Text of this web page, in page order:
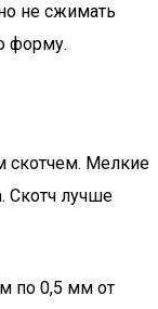
не сжимать
форму.
скотчем. Мелкие
Скотч лучше
по 0,5 мм от